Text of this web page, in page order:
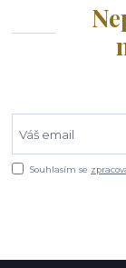
Souhlasím se